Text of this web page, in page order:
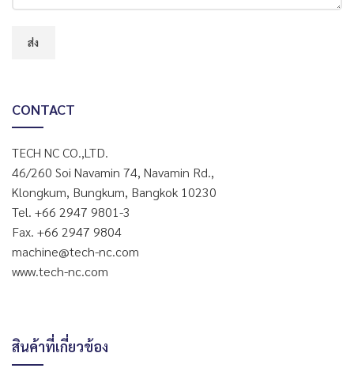
CONTACT
TECH NC CO.,LTD.
46/260 Soi Navamin 74, Navamin Rd.,
Klongkum, Bungkum, Bangkok 10230
Tel. +66 2947 9801-3
Fax. +66 2947 9804
machine@tech-nc.com
www.tech-nc.com
สินค้าที่เกี่ยวข้อง